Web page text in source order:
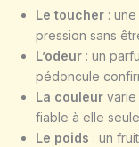
Le toucher :
pression sans
L’odeur : un
pédoncule
La couleur varie
fiable à elle
Le poids : un